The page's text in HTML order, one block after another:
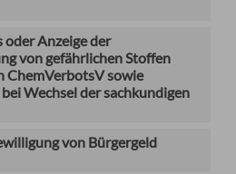
Anzeige der
von gefährlichen Stoffen
ChemVerbotsV sowie
Wechsel der sachkundigen
von Bürgergeld